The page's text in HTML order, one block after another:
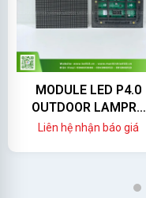
MODULE LED P4.0
OUTDOOR LAMPRO
(LC4.0PO)
Liên hệ nhận báo giá
1